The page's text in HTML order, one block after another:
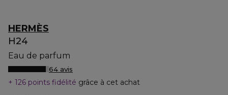
HERMÈS
H24
Eau de parfum
64 avis
126 points fidélité grâce à cet achat